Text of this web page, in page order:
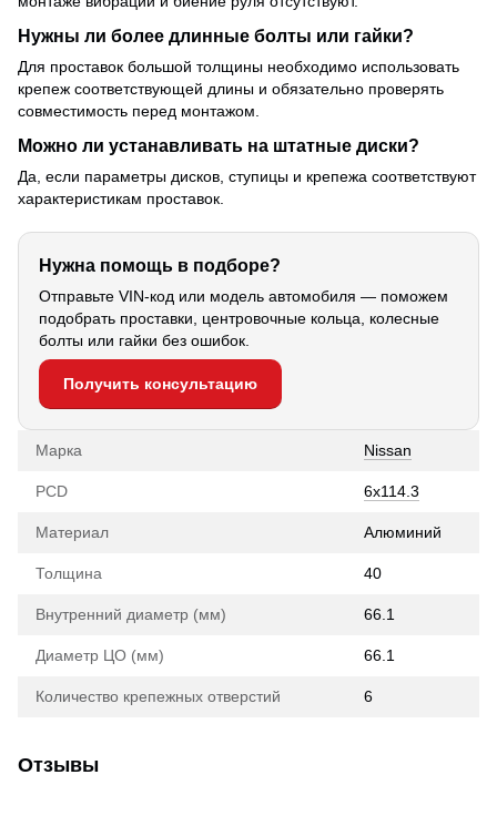
Нужны ли более длинные болты или гайки?
Для проставок большой толщины необходимо использовать
крепеж соответствующей длины и обязательно проверять
совместимость перед монтажом.
Можно ли устанавливать на штатные диски?
Да, если параметры дисков, ступицы и крепежа соответствуют
характеристикам проставок.
Нужна помощь в подборе?
Отправьте VIN-код или модель автомобиля — поможем
подобрать проставки, центровочные кольца, колесные
болты или гайки без ошибок.
Получить консультацию
Марка Nissan
PCD 6х114.3
Материал Алюминий
Толщина 40
Внутренний диаметр (мм) 66.1
Диаметр ЦО (мм) 66.1
Количество крепежных отверстий 6
Отзывы